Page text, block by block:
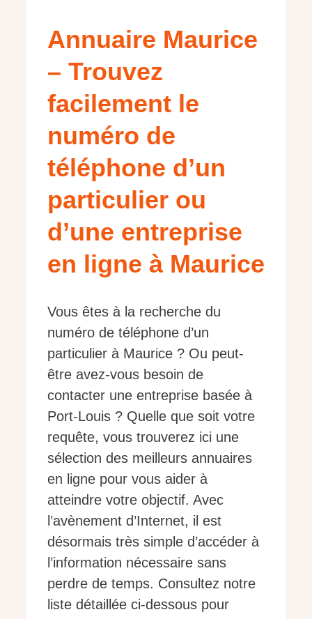
Annuaire Maurice
– Trouvez
facilement le
numéro de
téléphone d’un
particulier ou
d’une entreprise
en ligne à Maurice
Vous êtes à la recherche du
numéro de téléphone d’un
particulier à Maurice ? Ou peut-
être avez-vous besoin de
contacter une entreprise basée à
Port-Louis ? Quelle que soit votre
requête, vous trouverez ici une
sélection des meilleurs annuaires
en ligne pour vous aider à
atteindre votre objectif. Avec
l’avènement d’Internet, il est
désormais très simple d’accéder à
l’information nécessaire sans
perdre de temps. Consultez notre
liste détaillée ci-dessous pour